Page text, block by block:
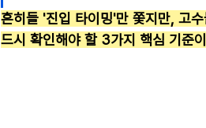
흔히들 '진입 타이밍'만 쫓지만, 고
드시 확인해야 할 3가지 핵심 기준